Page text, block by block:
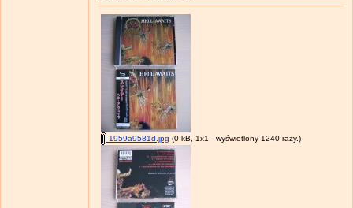
1959a9581d.jpg (0 kB, 1x1 - wyświetlony 1240 razy.)